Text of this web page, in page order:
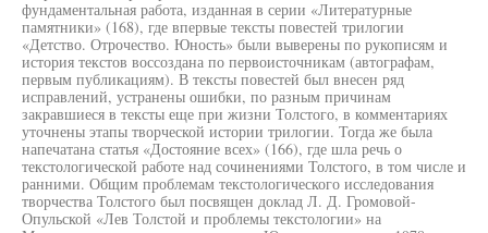
фундаментальная работа, изданная в серии «Литературные
памятники» (168), где впервые тексты повестей трилогии
«Детство. Отрочество. Юность» были выверены по рукописям и
история текстов воссоздана по первоисточникам (автографам,
первым публикациям). В тексты повестей был внесен ряд
исправлений, устранены ошибки, по разным причинам
закравшиеся в тексты еще при жизни Толстого, в комментариях
уточнены этапы творческой истории трилогии. Тогда же была
напечатана статья «Достояние всех» (166), где шла речь о
текстологической работе над сочинениями Толстого, в том числе и
ранними. Общим проблемам текстологического исследования
творчества Толстого был посвящен доклад Л. Д. Громовой-
Опульской «Лев Толстой и проблемы текстологии» на